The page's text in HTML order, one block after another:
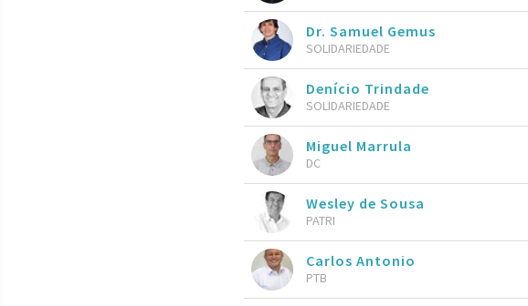
Dr. Samuel Gemus
SOLIDARIEDADE
Denício Trindade
SOLIDARIEDADE
Miguel Marrula
DC
Wesley de Sousa
PATRI
Carlos Antonio
PTB